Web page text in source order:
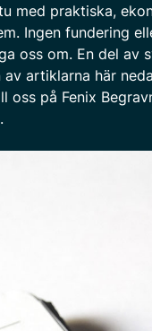
med praktiska,
Ingen fundering
oss om. En del av
av artiklarna här
oss på Fenix